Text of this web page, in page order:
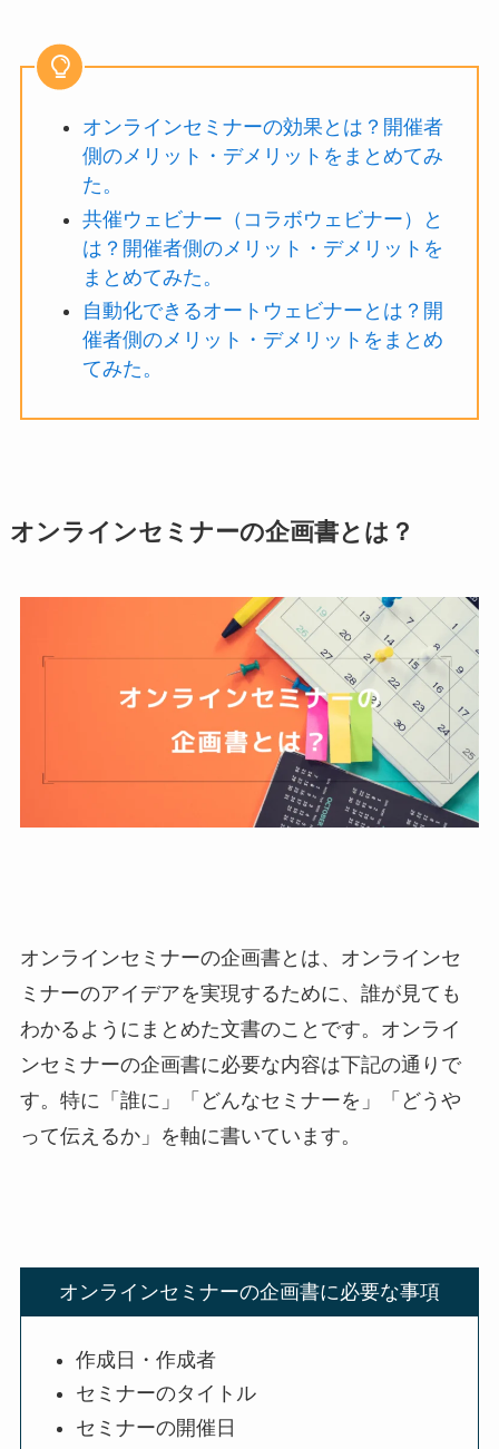
オンラインセミナーの効果とは？開催者
側のメリット・デメリットをまとめてみ
た。
共催ウェビナー（コラボウェビナー）と
は？開催者側のメリット・デメリットを
まとめてみた。
自動化できるオートウェビナーとは？開
催者側のメリット・デメリットをまとめ
てみた。
オンラインセミナーの企画書とは？
オンラインセミナーの企画書とは、オンラインセ
ミナーのアイデアを実現するために、誰が見ても
わかるようにまとめた文書のことです。オンライ
ンセミナーの企画書に必要な内容は下記の通りで
す。特に「誰に」「どんなセミナーを」「どうや
って伝えるか」を軸に書いています。
オンラインセミナーの企画書に必要な事項
作成日・作成者
セミナーのタイトル
セミナーの開催日